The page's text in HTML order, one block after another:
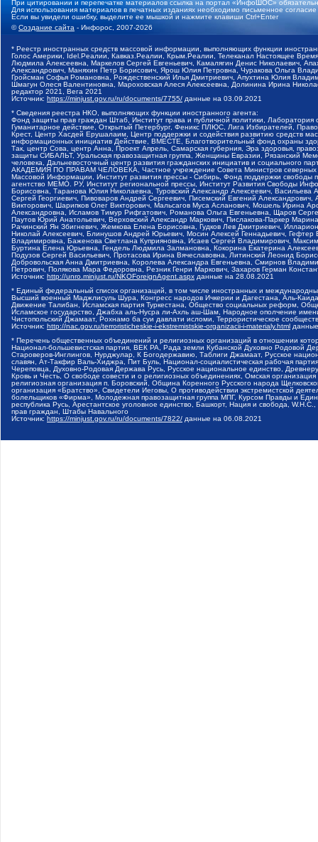
При цитировании и перепечатке материалов ссылка на портал «ИнфоШОС»
Для использования материалов в печатных изданиях необходимо письменное
Если вы увидели ошибку, выделите ее мышкой и нажмите клавиши Ctrl+Enter
©Создание сайта - Инфорос, 2007-2026
* Реестр иностранных средств массовой информации, выполняющих функции
Голос Америки, Idel.Реалии, Кавказ.Реалии, Крым.Реалии, Телеканал Настоящее
Людмила Алексеевна, Маркелов Сергей Евгеньевич, Камалягин Денис Николаевич,
Александрович, Маняхин Петр Борисович, Ярош Юлия Петровна, Чуракова Ольга
Гройсман Софья Романовна, Рождественский Илья Дмитриевич, Апухтина Юлия
Шмагун Олеся Валентиновна, Мароховская Алеся Алексеевна, Долинина Ирина
редактор 2021, Вега 2021
Источник: https://minjust.gov.ru/ru/documents/7755/ данные на 03.09.2021
* Сведения реестра НКО, выполняющих функции иностранного агента:
Фонд защиты прав граждан Штаб, Институт права и публичной политики,
Гуманитарное действие, Открытый Петербург, Феникс ПЛЮС, Лига Избирателей,
Крест, Центр Хасдей Ерушалаим, Центр поддержки и содействия развитию средств
информационных инициатив Действие, ВМЕСТЕ, Благотворительный фонд охраны
Так, центр Сова, центр Анна, Проект Апрель, Самарская губерния, Эра здоровья,
защиты СИБАЛЬТ, Уральская правозащитная группа, Женщины Евразии, Рязанский
человека, Дальневосточный центр развития гражданских инициатив и социального
АКАДЕМИЯ ПО ПРАВАМ ЧЕЛОВЕКА, Частное учреждение Совета Министров северных
Массовой Информации, Институт развития прессы - Сибирь, Фонд поддержки
агентство МЕМО. РУ, Институт региональной прессы, Институт Развития Свободы
Борисовна, Таранова Юлия Николаевна, Туровский Александр Алексеевич,
Сергей Георгиевич, Пивоваров Андрей Сергеевич, Писемский Евгений
Викторович, Шарипков Олег Викторович, Мальсагов Муса Асланович, Мошель Ирина
Александровна, Исламов Тимур Рифгатович, Романова Ольга Евгеньевна, Щаров
Паутов Юрий Анатольевич, Верховский Александр Маркович, Пислакова-Паркер
Рачинский Ян Збигневич, Жемкова Елена Борисовна, Гудков Лев Дмитриевич,
Николай Алексеевич, Блинушов Андрей Юрьевич, Мосин Алексей Геннадьевич,
Владимировна, Баженова Светлана Куприяновна, Исаев Сергей Владимирович,
Буртина Елена Юрьевна, Гендель Людмила Залмановна, Кокорина Екатерина
Подузов Сергей Васильевич, Протасова Ирина Вячеславовна, Литинский Леонид
Добровольская Анна Дмитриевна, Королева Александра Евгеньевна, Смирнов
Петрович, Полякова Мара Федоровна, Резник Генри Маркович, Захаров Герман
Источник: http://unro.minjust.ru/NKOForeignAgent.aspx данные на 28.08.2021
* Единый федеральный список организаций, в том числе иностранных и
Высший военный Маджлисуль Шура, Конгресс народов Ичкерии и Дагестана, Аль-
Движение Талибан, Исламская партия Туркестана, Общество социальных реформ,
Исламское государство, Джабха аль-Нусра ли-Ахль аш-Шам, Народное ополчение
Чистопольский Джамаат, Рохнамо ба суи давлати исломи, Террористическое
Источник: http://nac.gov.ru/terroristicheskie-i-ekstremistskie-organizacii-i-materialy.html
* Перечень общественных объединений и религиозных организаций в отношении
Национал-большевистская партия, ВЕК РА, Рада земли Кубанской Духовно Родовой
Староверов-Инглингов, Нурджулар, К Богодержавию, Таблиги Джамаат, Русское
славян, Ат-Такфир Валь-Хиджра, Пит Буль, Национал-социалистическая рабочая
Череповца, Духовно-Родовая Держава Русь, Русское национальное единство,
Кровь и Честь, О свободе совести и о религиозных объединениях, Омская
религиозная организация п. Боровский, Община Коренного Русского народа
организация «Братство», Свидетели Иеговы, О противодействии экстремистской
болельщиков «Фирма», Молодежная правозащитная группа МПГ, Курсом Правды и
республика Русь, Арестантское уголовное единство, Башкорт, Нация и свобода,
прав граждан, Штабы Навального
Источник: https://minjust.gov.ru/ru/documents/7822/ данные на 06.08.2021